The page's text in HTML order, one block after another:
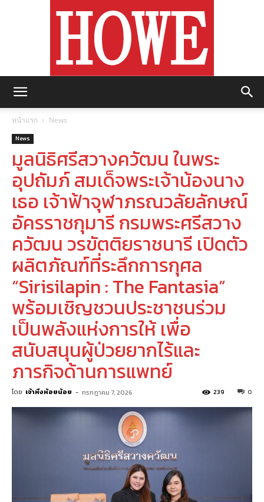
หน้าแรก News
News
มูลนิธิศรีสวางควัฒน ในพระ
อุปถัมภ์ สมเด็จพระเจ้าน้องนาง
เธอ เจ้าฟ้าจุฬาภรณวลัยลักษณ์
อัครราชกุมารี กรมพระศรีสวาง
ควัฒน วรขัตติยราชนารี เปิดตัว
ผลิตภัณฑ์ที่ระลึกการกุศล
“Sirisilapin : The Fantasia”
พร้อมเชิญชวนประชาชนร่วม
เป็นพลังแห่งการให้ เพื่อ
สนับสนุนผู้ป่วยยากไร้และ
ภารกิจด้านการแพทย์
โดย เจ้าหิ่งห้อยน้อย - กรกฎาคม 7, 2026 0
239